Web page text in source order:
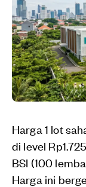
Harga 1 lot
di level
BSI (100
Harga ini